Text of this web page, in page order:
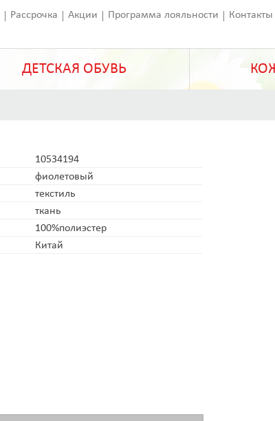
Рассрочка Акции Программа лояльности Контакты
ДЕТСКАЯ ОБУВЬ
10534194
фиолетовый
текстиль
ткань
100%полиэстер
Китай